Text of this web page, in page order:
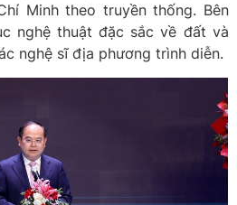
Minh theo truyền thống. Bên
nghệ thuật đặc sắc về đất và
nghệ sĩ địa phương trình diễn.